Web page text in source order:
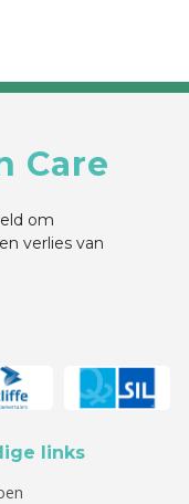
Care
om
verlies van
links